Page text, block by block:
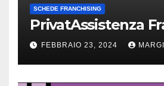
SCHEDE FRANCHISING
PrivatAssistenza
FEBBRAIO 23, 2024